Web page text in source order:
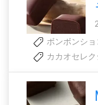
ボンボンショ
カカオセレ